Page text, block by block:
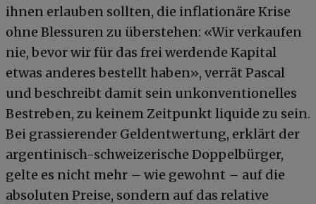
ihnen erlauben sollten, die inflationäre Krise
ohne Blessuren zu überstehen: «Wir verkaufen
nie, bevor wir für das frei werdende Kapital
etwas anderes bestellt haben», verrät Pascal
und beschreibt damit sein unkonventionelles
Bestreben, zu keinem Zeitpunkt liquide zu sein.
Bei grassierender Geldentwertung, erklärt der
argentinisch-schweizerische Doppelbürger,
gelte es nicht mehr – wie gewohnt – auf die
absoluten Preise, sondern auf das relative